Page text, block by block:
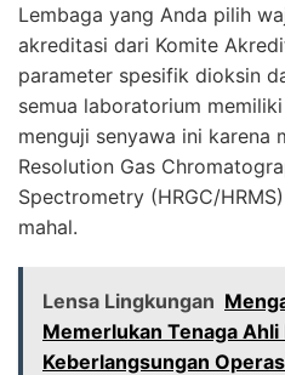
Lembaga yang Anda pilih
akreditasi dari Komite
parameter spesifik dioksin
semua laboratorium
menguji senyawa ini karena
Resolution Gas
Spectrometry (HRGC/
mahal.
Lensa Lingkungan
Memerlukan Tenaga
Keberlangsungan